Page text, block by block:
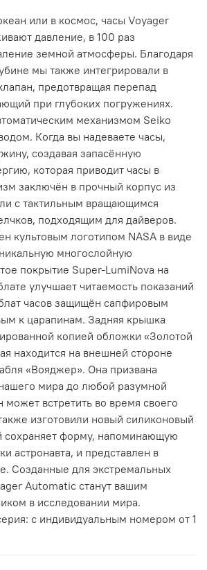
или в космос, часы Voyager
давление, в 100 раз
земной атмосферы. Благодаря
мы также интегрировали в
предотвращая перепад
при глубоких погружениях.
механизмом Seiko
Когда вы надеваете часы,
создавая запасённую
которая приводит часы в
заключён в прочный корпус из
с тактильным вращающимся
подходящим для дайверов.
культовым логотипом NASA в виде
многослойную
покрытие Super-LumiNova на
улучшает читаемость показаний
часов защищён сапфировым
к царапинам. Задняя крышка
копией обложки «Золотой
находится на внешней стороне
«Вояджер». Она призвана
мира до любой разумной
встретить во время своего
изготовили новый силиконовый
сохраняет форму, напоминающую
астронавта, и представлен в
Созданные для экстремальных
Automatic станут вашим
в исследовании мира.
с индивидуальным номером от 1